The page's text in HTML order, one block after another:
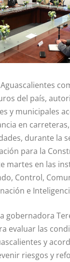
del país,
y municipales
en
durante la
para la
martes en las
Control,
e
gobernadora
evaluar las
y
riesgos y